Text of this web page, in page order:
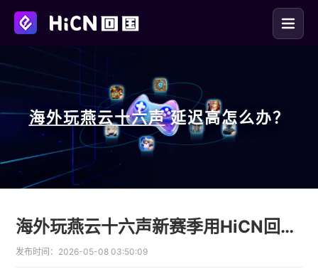
海外玩燕云十六声 延迟高怎么办？
海外玩燕云十六声新赛季用HiCN回国加速器告别卡顿
发布时间： 2026-05-08 03:50:09